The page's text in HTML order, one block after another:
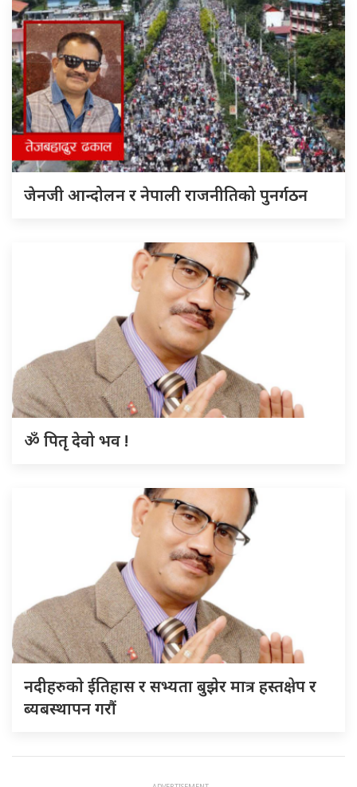
जेनजी आन्दोलन र नेपाली राजनीतिको पुनर्गठन
ॐ पितृ देवो भव !
नदीहरुकाे ईतिहास र सभ्यता बुझेर मात्र हस्तक्षेप र
ब्यबस्थापन गराैं